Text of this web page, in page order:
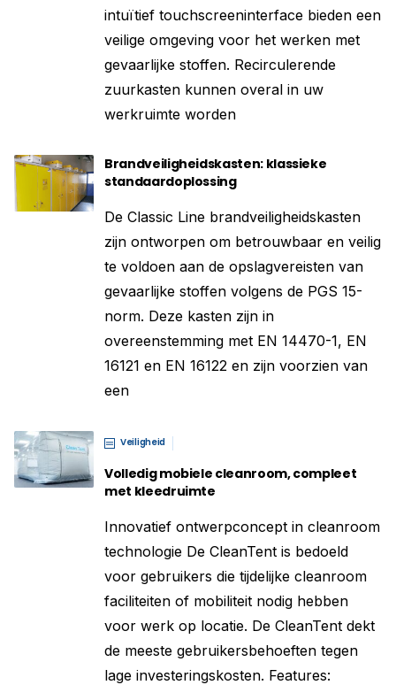
intuïtief touchscreeninterface bieden een
veilige omgeving voor het werken met
gevaarlijke stoffen. Recirculerende
zuurkasten kunnen overal in uw
werkruimte worden
Brandveiligheidskasten: klassieke
standaardoplossing
De Classic Line brandveiligheidskasten
zijn ontworpen om betrouwbaar en veilig
te voldoen aan de opslagvereisten van
gevaarlijke stoffen volgens de PGS 15-
norm. Deze kasten zijn in
overeenstemming met EN 14470-1, EN
16121 en EN 16122 en zijn voorzien van
een
Veiligheid
Volledig mobiele cleanroom, compleet
met kleedruimte
Innovatief ontwerpconcept in cleanroom
technologie De CleanTent is bedoeld
voor gebruikers die tijdelijke cleanroom
faciliteiten of mobiliteit nodig hebben
voor werk op locatie. De CleanTent dekt
de meeste gebruikersbehoeften tegen
lage investeringskosten. Features: